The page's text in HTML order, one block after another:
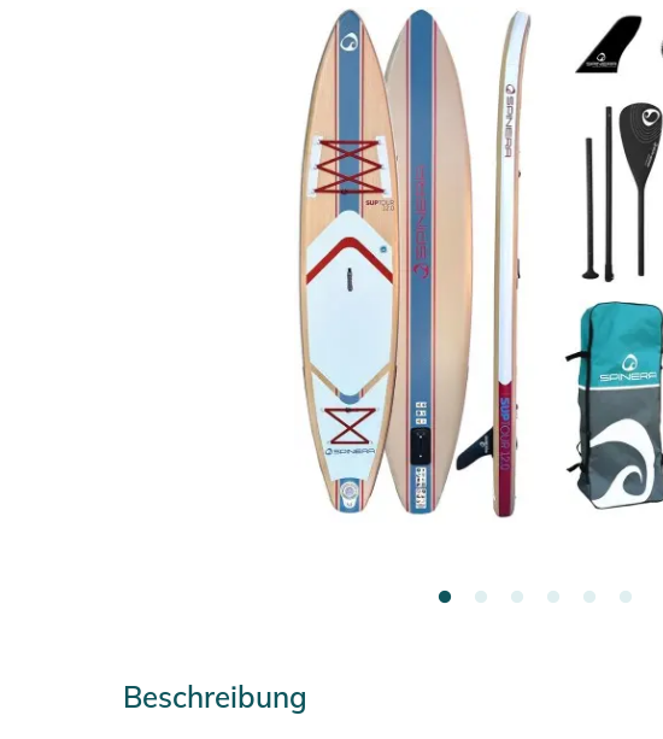
Beschreibung